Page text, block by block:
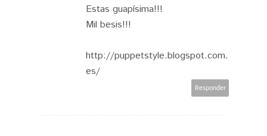
Estas guapísima!!!
Mil besis!!!
http://puppetstyle.blogspot.com.
es/
Responder